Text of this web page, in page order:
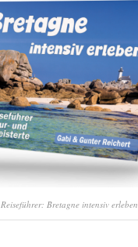
Reiseführer: Bretagne intensiv erleben